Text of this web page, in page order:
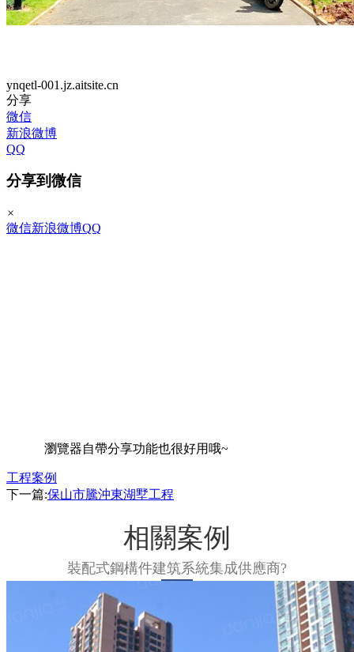
ynqetl-001.jz.aitsite.cn
分享
微信
新浪微博
QQ
分享到微信
×
微信新浪微博QQ
瀏覽器自帶分享功能也很好用哦~
工程案例
下一篇:保山市騰沖東湖墅工程
相關案例
裝配式鋼構件建筑系統集成供應商?